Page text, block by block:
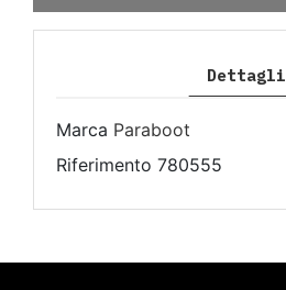
Dettagli
Marca Paraboot
Riferimento 780555